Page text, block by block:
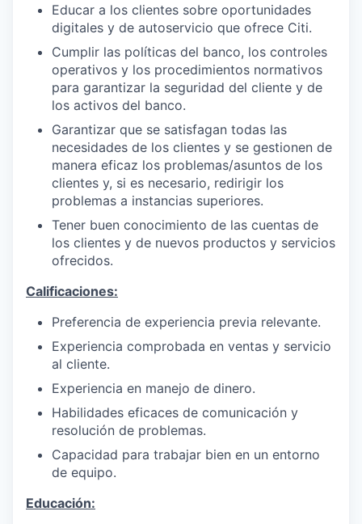
Educar a los clientes sobre oportunidades
digitales y de autoservicio que ofrece Citi.
Cumplir las políticas del banco, los controles
operativos y los procedimientos normativos
para garantizar la seguridad del cliente y de
los activos del banco.
Garantizar que se satisfagan todas las
necesidades de los clientes y se gestionen de
manera eficaz los problemas/asuntos de los
clientes y, si es necesario, redirigir los
problemas a instancias superiores.
Tener buen conocimiento de las cuentas de
los clientes y de nuevos productos y servicios
ofrecidos.
Calificaciones:
Preferencia de experiencia previa relevante.
Experiencia comprobada en ventas y servicio
al cliente.
Experiencia en manejo de dinero.
Habilidades eficaces de comunicación y
resolución de problemas.
Capacidad para trabajar bien en un entorno
de equipo.
Educación: